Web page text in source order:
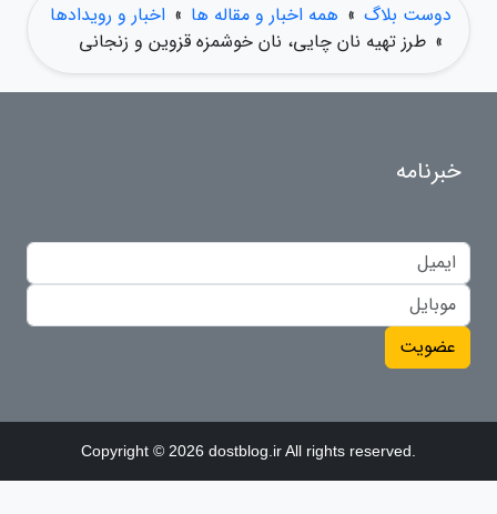
دوست بلاگ » همه اخبار و مقاله ها » اخبار و رویدادها
» طرز تهیه نان چایی، نان خوشمزه قزوین و زنجانی
خبرنامه
عضویت
Copyright © 2026 dostblog.ir All rights reserved.